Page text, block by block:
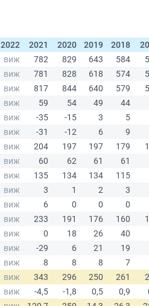
2022 2021 2020 2019 2018